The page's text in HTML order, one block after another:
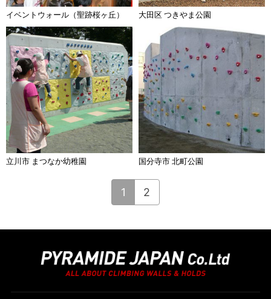
イベントウォール（聖跡桜ヶ丘） 大田区 つきやま公園
立川市 まつなか幼稚園 国分寺市 北町公園
1 2